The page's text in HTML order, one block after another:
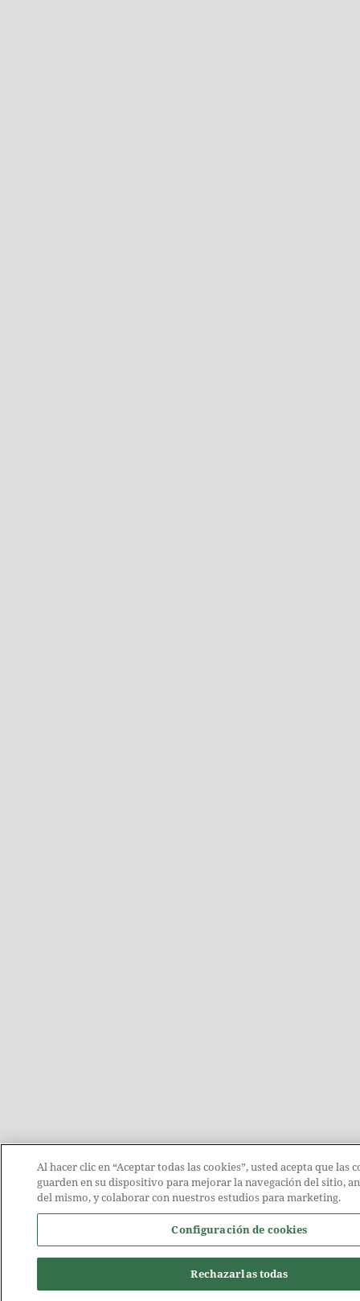
Al hacer clic en “Aceptar todas las cookies”, usted acepta que las
guarden en su dispositivo para mejorar la navegación del sitio,
del mismo, y colaborar con nuestros estudios para marketing.
Configuración de cookies
Rechazarlas todas